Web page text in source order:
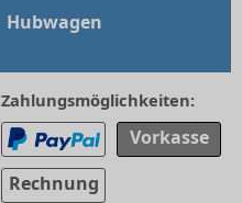
Hubwagen
Zahlungsmöglichkeiten:
Vorkasse
Rechnung